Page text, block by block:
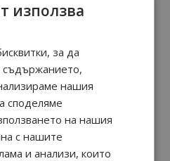
нас
използва
за да
съдържанието,
нашия
споделяме
на нашия
с нашите
и анализи, които